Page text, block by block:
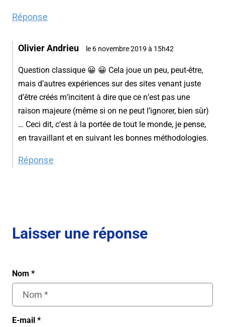
Réponse
Olivier Andrieu le 6 novembre 2019 à 15h42
Question classique 😀 😀 Cela joue un peu, peut-être,
mais d’autres expériences sur des sites venant juste
d’être créés m’incitent à dire que ce n’est pas une
raison majeure (même si on ne peut l’ignorer, bien sûr)
… Ceci dit, c’est à la portée de tout le monde, je pense,
en travaillant et en suivant les bonnes méthodologies.
Réponse
Laisser une réponse
Nom *
E-mail *